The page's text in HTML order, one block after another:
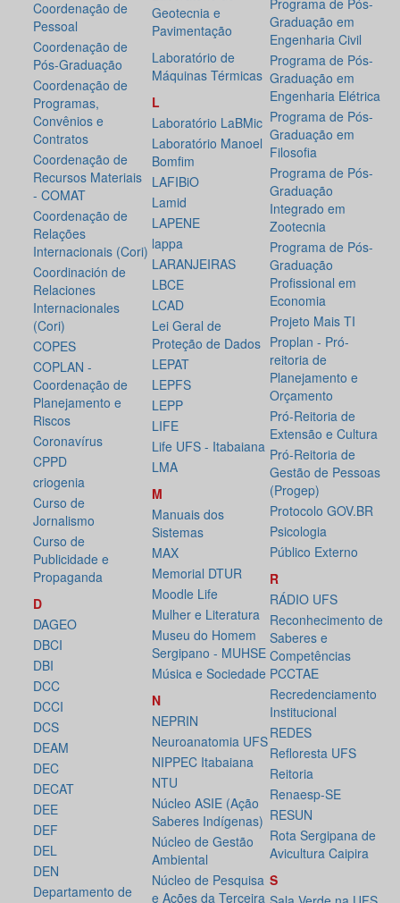
Coordenação de
Pessoal
Coordenação de
Pós-Graduação
Coordenação de
Programas,
Convênios e
Contratos
Coordenação de
Recursos Materiais
- COMAT
Coordenação de
Relações
Internacionais (Cori)
Coordinación de
Relaciones
Internacionales
(Cori)
COPES
COPLAN -
Coordenação de
Planejamento e
Riscos
Coronavírus
CPPD
criogenia
Curso de
Jornalismo
Curso de
Publicidade e
Propaganda
D
DAGEO
DBCI
DBI
DCC
DCCI
DCS
DEAM
DEC
DECAT
DEE
DEF
DEL
DEN
Departamento de
Geotecnia e
Pavimentação
Laboratório de
Máquinas Térmicas
L
Laboratório LaBMic
Laboratório Manoel
Bomfim
LAFIBiO
Lamid
LAPENE
lappa
LARANJEIRAS
LBCE
LCAD
Lei Geral de
Proteção de Dados
LEPAT
LEPFS
LEPP
LIFE
Life UFS - Itabaiana
LMA
M
Manuais dos
Sistemas
MAX
Memorial DTUR
Moodle Life
Mulher e Literatura
Museu do Homem
Sergipano - MUHSE
Música e Sociedade
N
NEPRIN
Neuroanatomia UFS
NIPPEC Itabaiana
NTU
Núcleo ASIE (Ação
Saberes Indígenas)
Núcleo de Gestão
Ambiental
Núcleo de Pesquisa
e Ações da Terceira
Programa de Pós-
Graduação em
Engenharia Civil
Programa de Pós-
Graduação em
Engenharia Elétrica
Programa de Pós-
Graduação em
Filosofia
Programa de Pós-
Graduação
Integrado em
Zootecnia
Programa de Pós-
Graduação
Profissional em
Economia
Projeto Mais TI
Proplan - Pró-
reitoria de
Planejamento e
Orçamento
Pró-Reitoria de
Extensão e Cultura
Pró-Reitoria de
Gestão de Pessoas
(Progep)
Protocolo GOV.BR
Psicologia
Público Externo
R
RÁDIO UFS
Reconhecimento de
Saberes e
Competências
PCCTAE
Recredenciamento
Institucional
REDES
Refloresta UFS
Reitoria
Renaesp-SE
RESUN
Rota Sergipana de
Avicultura Caipira
S